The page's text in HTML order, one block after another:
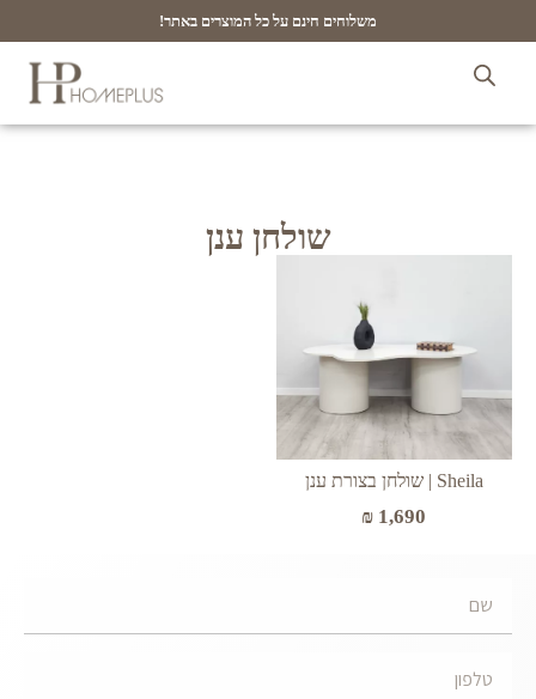
משלוחים חינם על כל המוצרים באתר!
שולחן ענן
Sheila | שולחן בצורת ענן
₪ 1,690